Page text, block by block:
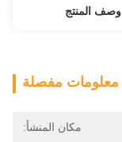
وصف المنتج
معلومات مفصلة
مكان المنشأ: